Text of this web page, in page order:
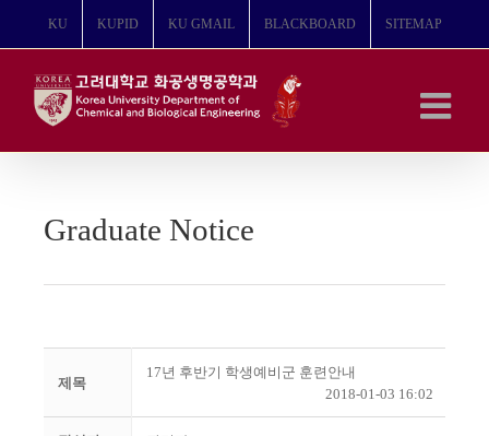
뛰
KU KUPID KU GMAIL BLACKBOARD SITEMAP
Graduate Notice
제목
17년 후반기 학생예비군 훈련안내
2018-01-03 16:02